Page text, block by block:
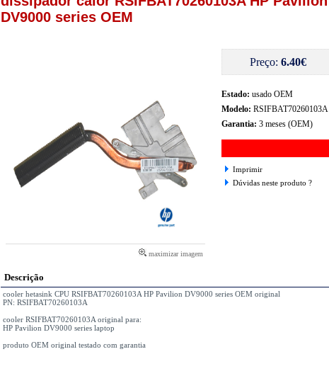
DV9000 series OEM
maximizar imagem
Preço: 6.40€
Estado: usado OEM
Modelo: RSIFBAT70260103A
Garantia: 3 meses (OEM)
Imprimir
Dúvidas neste produto ?
Descrição
cooler hetasink CPU RSIFBAT70260103A HP Pavilion DV9000 series OEM original
PN: RSIFBAT70260103A
cooler RSIFBAT70260103A original para:
HP Pavilion DV9000 series laptop
produto OEM original testado com garantia